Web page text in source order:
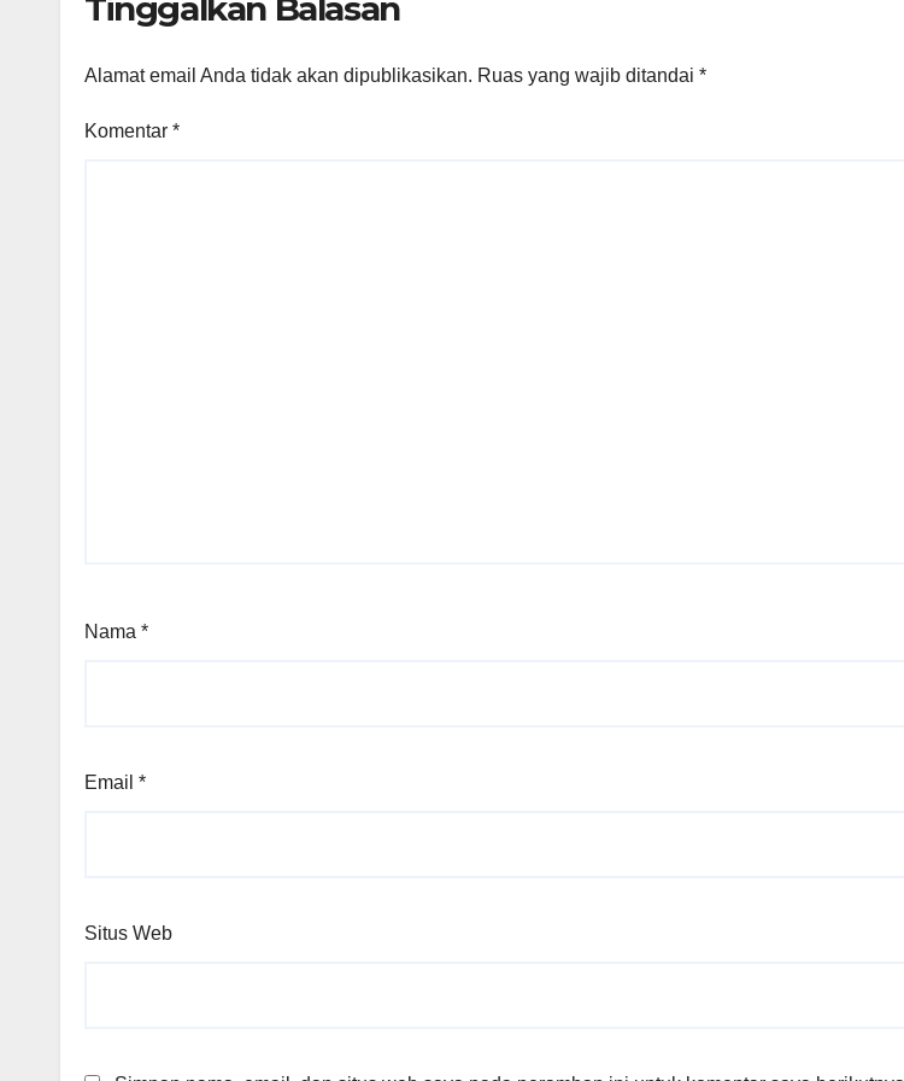
Tinggalkan Balasan
Alamat email Anda tidak akan dipublikasikan. Ruas yang wajib ditandai *
Komentar *
Nama *
Email *
Situs Web